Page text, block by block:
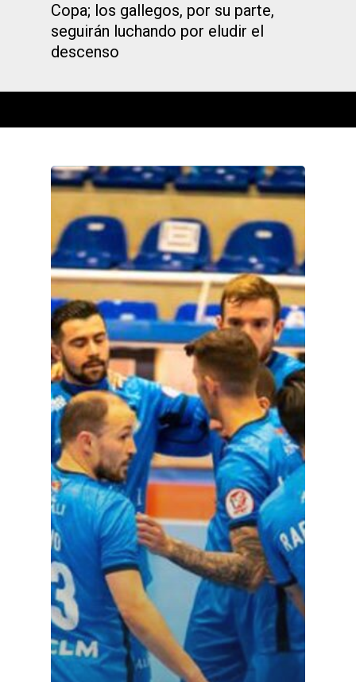
Copa; los gallegos, por su parte,
seguirán luchando por eludir el
descenso